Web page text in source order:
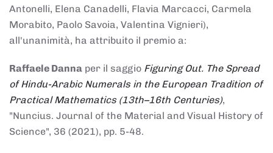
Antonelli, Elena Canadelli, Flavia Marcacci, Carmela
Morabito, Paolo Savoia, Valentina Vignieri),
all'unanimità, ha attribuito il premio a:
Raffaele Danna per il saggio Figuring Out. The Spread
of Hindu-Arabic Numerals in the European Tradition of
Practical Mathematics (13th–16th Centuries),
"Nuncius. Journal of the Material and Visual History of
Science", 36 (2021), pp. 5-48.